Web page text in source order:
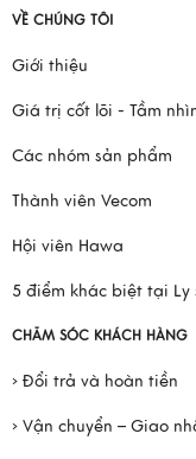
VỀ CHÚNG TÔI
Giới thiệu
Giá trị cốt lõi - Tầm
Các nhóm sản phẩm
Thành viên Vecom
Hội viên Hawa
5 điểm khác biệt tại Ly
CHĂM SÓC KHÁCH HÀNG
› Đổi trả và hoàn tiền
› Vận chuyển – Giao